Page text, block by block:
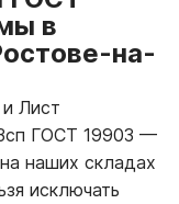
в
на-
Лист
ГОСТ 19903 —
наших складах
исключать